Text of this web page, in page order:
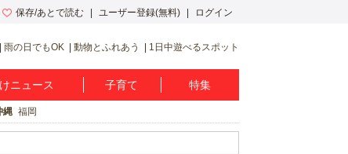
保存/あとで読む ユーザー登録(無料) ログイン
雨の日でもOK 動物とふれあう 1日中遊べるスポット
ニュース 子育て 特集
縄 福岡